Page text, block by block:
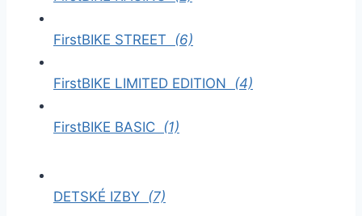
FirstBIKE STREET (6)
FirstBIKE LIMITED EDITION (4)
FirstBIKE BASIC (1)
DETSKÉ IZBY (7)